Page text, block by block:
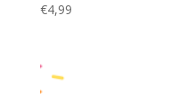
€4,99